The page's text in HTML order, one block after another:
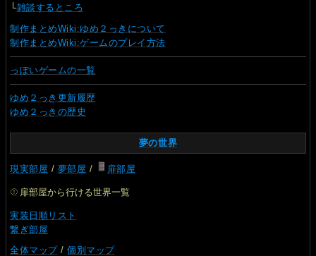
└雑談するところ
制作まとめWiki:ゆめ２っきについて
制作まとめWiki:ゲームのプレイ方法
っぽいゲームの一覧
ゆめ２っき更新履歴
ゆめ２っきの歴史
夢の世界
現実部屋 / 夢部屋 / 扉部屋
扉部屋から行ける世界一覧
実装日順リスト
繋ぎ部屋
全体マップ/個別マップ